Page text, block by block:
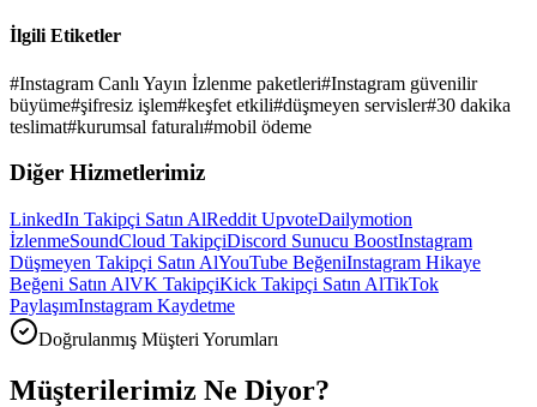
İlgili Etiketler
#Instagram Canlı Yayın İzlenme paketleri#Instagram güvenilir
büyüme#şifresiz işlem#keşfet etkili#düşmeyen servisler#30 dakika
teslimat#kurumsal faturalı#mobil ödeme
Diğer Hizmetlerimiz
LinkedIn Takipçi Satın AlReddit UpvoteDailymotion
İzlenmeSoundCloud TakipçiDiscord Sunucu BoostInstagram
Düşmeyen Takipçi Satın AlYouTube BeğeniInstagram Hikaye
Beğeni Satın AlVK TakipçiKick Takipçi Satın AlTikTok
PaylaşımInstagram Kaydetme
Doğrulanmış Müşteri Yorumları
Müşterilerimiz Ne Diyor?